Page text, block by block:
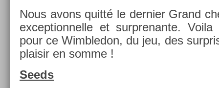
Nous avons quitté le de­rni­er Grand
ex­cep­tion­nelle et sur­prenan­te.
pour ce Wimbledon, du jeu, des
plaisir en somme !
Seeds